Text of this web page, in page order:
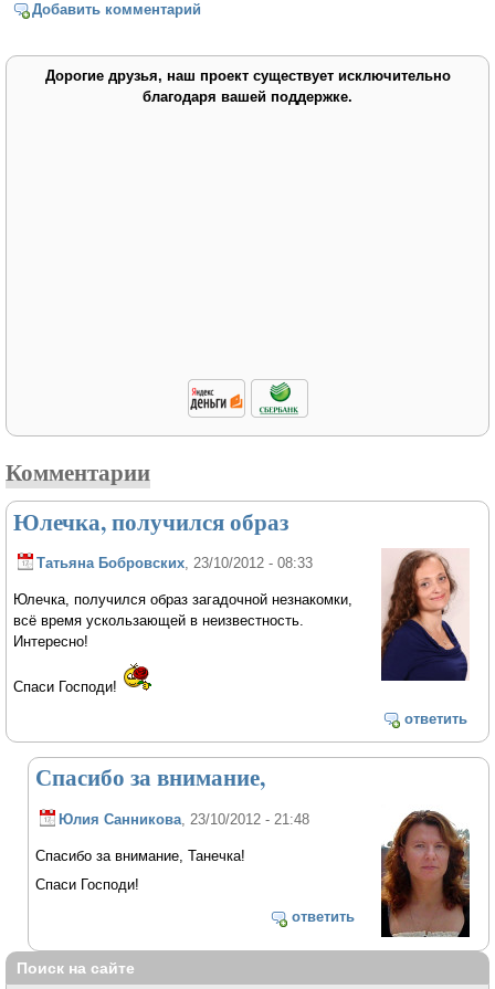
Добавить комментарий
Дорогие друзья, наш проект существует исключительно
благодаря вашей поддержке.
Комментарии
Юлечка, получился образ
Татьяна Бобровских, 23/10/2012 - 08:33
Юлечка, получился образ загадочной незнакомки,
всё время ускользающей в неизвестность.
Интересно!
Спаси Господи!
ответить
Спасибо за внимание,
Юлия Санникова , 23/10/2012 - 21:48
Спасибо за внимание, Танечка!
Спаси Господи!
ответить
Поиск на сайте